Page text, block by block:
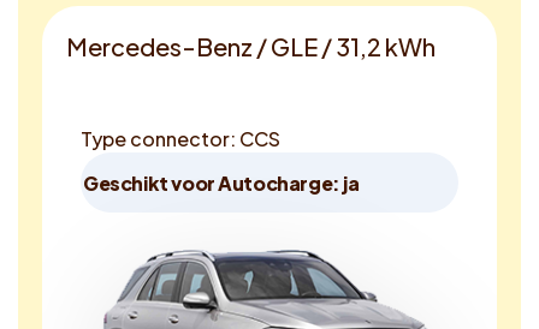
Mercedes-Benz / GLE / 31,2 kWh
Type connector: CCS
Geschikt voor Autocharge: ja